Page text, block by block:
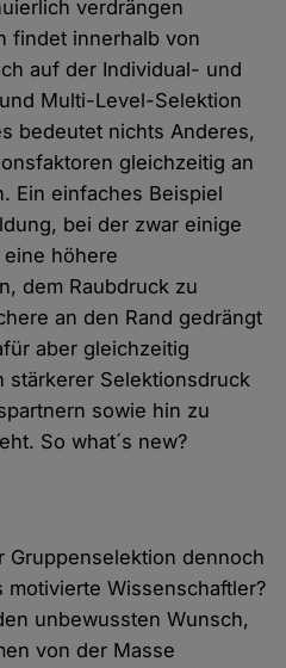
verdrängen
findet innerhalb von
auf der Individual- und
Multi-Level-Selektion
bedeutet nichts Anderes,
gleichzeitig an
Ein einfaches Beispiel
bei der zwar einige
höhere
dem Raubdruck zu
an den Rand gedrängt
aber gleichzeitig
stärkerer Selektionsdruck
sowie hin zu
So what´s new?
Gruppenselektion dennoch
Wissenschaftler?
unbewussten Wunsch,
von der Masse